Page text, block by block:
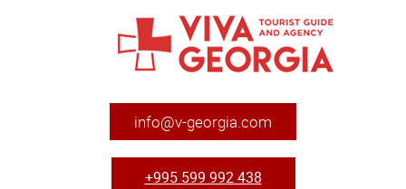
info@v-georgia.com
+995 599 992 438